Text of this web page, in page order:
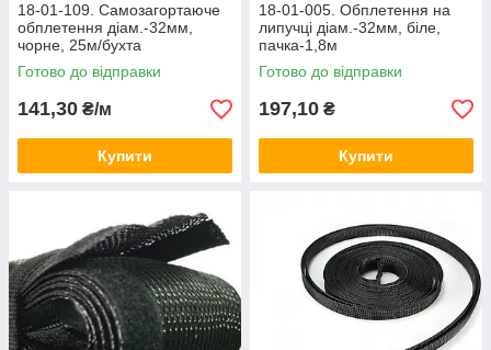
18-01-109. Самозагортаюче
обплетення діам.-32мм,
чорне, 25м/бухта
Готово до відправки
141,30 ₴/м
Купити
18-01-005. Обплетення на
липучці діам.-32мм, біле,
пачка-1,8м
Готово до відправки
197,10 ₴
Купити